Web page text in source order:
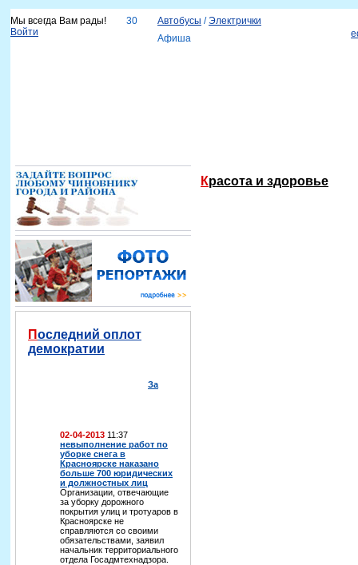
Мы всегда Вам рады!
Войти
30 Автобусы /Электрички
Афиша
Последний оплот
демократии
02-04-2013 11:37
За
невыполнение работ по
уборке снега в
Красноярске наказано
больше 700 юридических
и должностных лиц
Организации, отвечающие
за уборку дорожного
покрытия улиц и тротуаров в
Красноярске не
справляются со своими
обязательствами, заявил
начальник территориального
отдела Госадмтехнадзора.
Красота и здоровье